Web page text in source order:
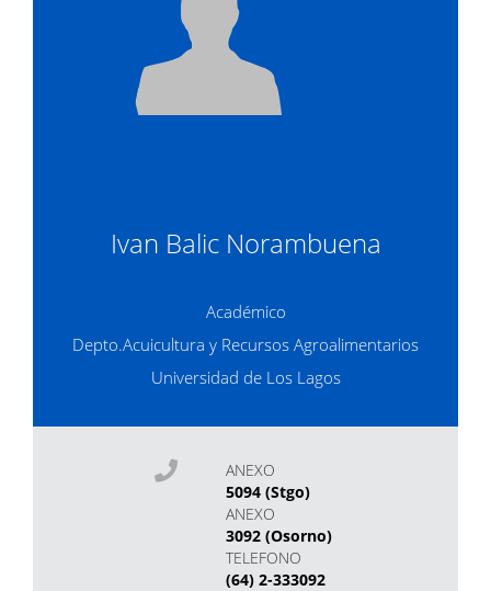
Ivan Balic Norambuena
Académico
Depto.Acuicultura y Recursos Agroalimentarios
Universidad de Los Lagos
ANEXO
5094 (Stgo)
ANEXO
3092 (Osorno)
TELEFONO
(64) 2-333092